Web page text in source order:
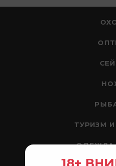
ТУРИЗМ
ОДЕЖДА
18+